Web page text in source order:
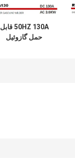
50HZ 130A قابل
حمل گازوئیل